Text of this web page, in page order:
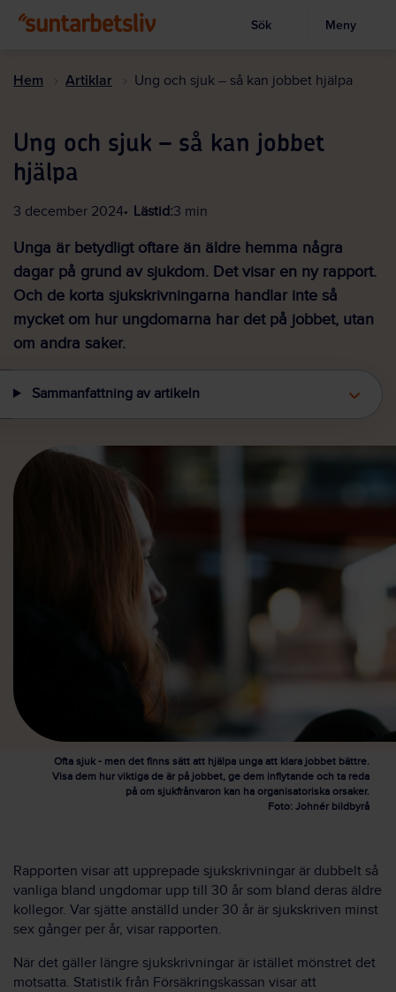
till
Visa sökruta
Sök Meny
Hem Artiklar Ung och sjuk – så kan jobbet hjälpa
Ung och sjuk – så kan jobbet
hjälpa
3 december 2024 Lästid:3 min
Unga är betydligt oftare än äldre hemma några
dagar på grund av sjukdom. Det visar en ny rapport.
Och de korta sjukskrivningarna handlar inte så
mycket om hur ungdomarna har det på jobbet, utan
om andra saker.
Sammanfattning av artikeln
Ofta sjuk - men det finns sätt att hjälpa unga att klara jobbet bättre.
Visa dem hur viktiga de är på jobbet, ge dem inflytande och ta reda
på om sjukfrånvaron kan ha organisatoriska orsaker.
Foto: Johnér bildbyrå
Rapporten visar att upprepade sjukskrivningar är dubbelt så
vanliga bland ungdomar upp till 30 år som bland deras äldre
kollegor. Var sjätte anställd under 30 år är sjukskriven minst
sex gånger per år, visar rapporten.
När det gäller längre sjukskrivningar är istället mönstret det
motsatta. Statistik från Försäkringskassan visar att